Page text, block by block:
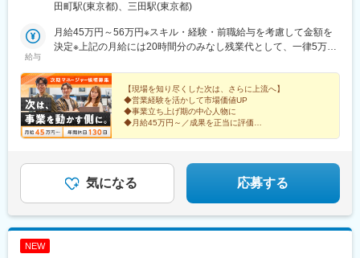
田町駅(東京都)、三田駅(東京都)
給与
月給45万円～56万円※スキル・経験・前職給与を考慮して金額を
決定※上記の月給には20時間分のみなし残業代として、一律5万
【現場を知り尽くした次は、さらに上流へ】
◆営業経験を活かして市場価値UP
◆事業立ち上げ期の中心人物に
◆月給45万円～／成果を正当に評価
気になる 応募する
NEW